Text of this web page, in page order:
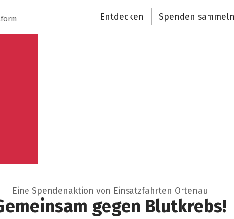
Entdecken Spenden sammeln
Eine Spendenaktion von Einsatzfahrten Ortenau
gegen Blutkrebs!